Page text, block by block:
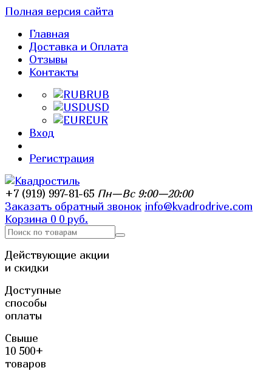
Полная версия сайта
Главная
Доставка и Оплата
Отзывы
Контакты
RUB
USD
EUR
Вход
Регистрация
+7 (919) 997-81-65 Пн—Вс 9:00—20:00
Заказать обратный звонок info@kvadrodrive.com
Корзина 0 0 руб.
Действующие акции
и скидки
Доступные
способы
оплаты
Свыше
10 500+
товаров